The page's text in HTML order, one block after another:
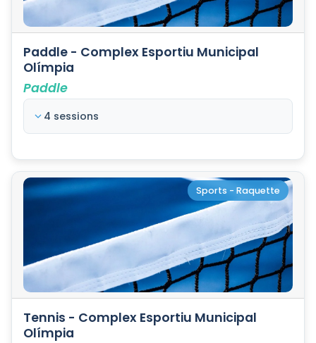
Paddle - Complex Esportiu Municipal
Olímpia
Paddle
4 sessions
Sports - Raquette
Tennis - Complex Esportiu Municipal
Olímpia